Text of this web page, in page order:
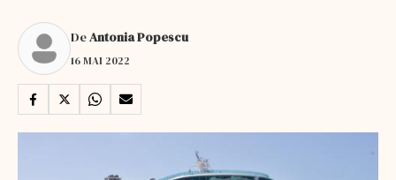
DeAntonia Popescu
16 MAI 2022